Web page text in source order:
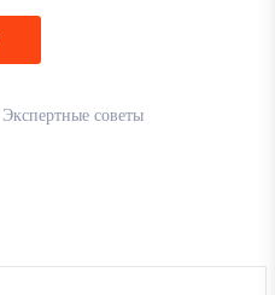
Экспертные советы